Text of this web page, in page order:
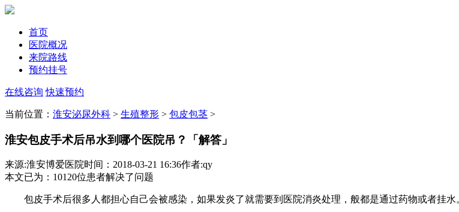
首页
医院概况
来院路线
预约挂号
在线咨询 快速预约
当前位置： 淮安泌尿外科 > 生殖整形 > 包皮包茎 >
淮安包皮手术后吊水到哪个医院吊？「解答」
来源:淮安博爱医院时间：2018-03-21 16:36作者:qy
本文已为 ：10120位患者解决了问题
包皮手术后很多人都担心自己会被感染，如果发炎了就需要到医院消炎处理，般都是通过药物或者挂水